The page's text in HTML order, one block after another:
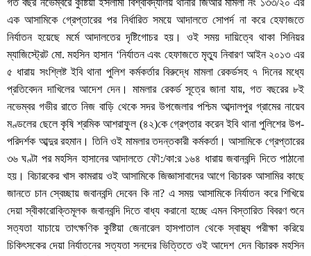
গত বছর নভেম্বরে কুষ্টিয়া ইসলামী বিশ্ববিদ্যালয় থানার জিআর মামলা নং ১৩৩/২০ এর
এক আসামিকে গ্রেপ্তারের পর নির্ধারিত সময়ে আদালতে সোপর্দ না করে হেফাজতে
নির্যাতন হয়েছে মর্মে আদালতের দৃষ্টিগোচর হয়। ওই সময় দায়িত্বে থাকা সিনিয়র
ম্যাজিস্ট্রেট মো. মহসিন হাসান ‘নির্যাতন এবং হেফাজতে মৃত্যু নিবারণ আইন ২০১৩ এর
৫ ধারায় সংশ্লিষ্ট ইবি থানা পুলিশ কর্মকর্তার বিরুদ্ধে মামলা রেকর্ডসহ ৭ দিনের মধ্যে
প্রতিবেদন দাখিলের আদেশ দেন। মামলার রেকর্ড সূত্রে জানা যায়, গত বছরের ৮ই
নভেম্বর গভীর রাতে নিজ বাড়ি থেকে সদর উপজেলার পশ্চিম আব্দালপুর গ্রামের নায়েব
মণ্ডলের ছেলে কৃষি শ্রমিক আশরাফুল (৪২)কে গ্রেপ্তার করেন ইবি থানা পুলিশের উপ-
পরিদর্শক আব্দুর রহমান। তিনি ওই মামলার তদন্তকারী কর্মকর্তা। আসামিকে গ্রেপ্তারের
৩৬ ঘণ্টা পর মহসিন হাসানের আদালতে ফৌ:/কা:র ১৬৪ ধারায় জবানবন্দি দিতে পাঠানো
হয়। বিচারকের খাস কামরায় ওই আসামিকে জিজ্ঞাসাবাদের আগে বিচারক আসামির কাছে
জানতে চান স্বেচ্ছায় জবানবন্দি দেবেন কি না? এ সময় আসামিকে নির্যাতন করে শিখিয়ে
দেয়া স্বীকারোক্তিমূলক জবানবন্দি দিতে বাধ্য করানো হচ্ছে এমন বিস্তারিত বিবরণ শুনে
সত্যতা যাচায়ে তাৎক্ষণিক কুষ্টিয়া জেনারেল হাসপাতাল থেকে স্বাস্থ্য পরীক্ষা করিয়ে
চিকিৎসকের দেয়া নির্যাতনের সত্যতা সনদের ভিত্তিতে ওই আদেশ দেন বিচারক মহসিন